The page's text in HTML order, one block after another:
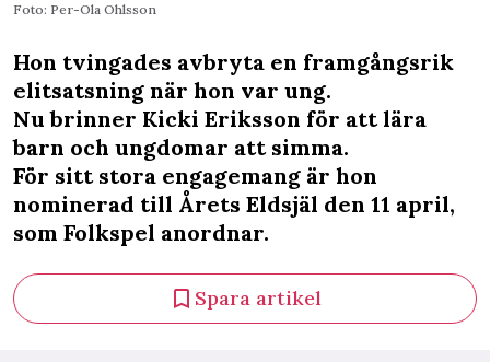
Foto: Per-Ola Ohlsson
Hon tvingades avbryta en framgångsrik
elitsatsning när hon var ung.
Nu brinner Kicki Eriksson för att lära
barn och ungdomar att simma.
För sitt stora engagemang är hon
nominerad till Årets Eldsjäl den 11 april,
som Folkspel anordnar.
Spara artikel